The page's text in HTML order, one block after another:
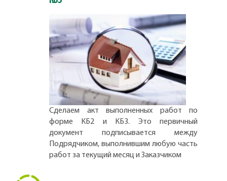
Сделаем акт выполненных работ по
форме КБ2 и КБ3. Это первичный
документ подписывается между
Подрядчиком, выполнившим любую часть
работ за текущий месяц и Заказчиком